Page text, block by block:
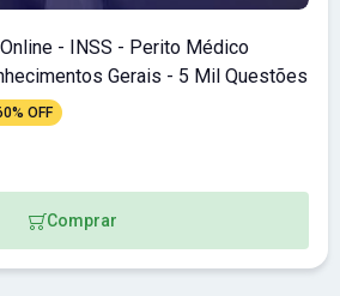
- INSS - Perito Médico
Gerais - 5 Mil Questões
OFF
Comprar